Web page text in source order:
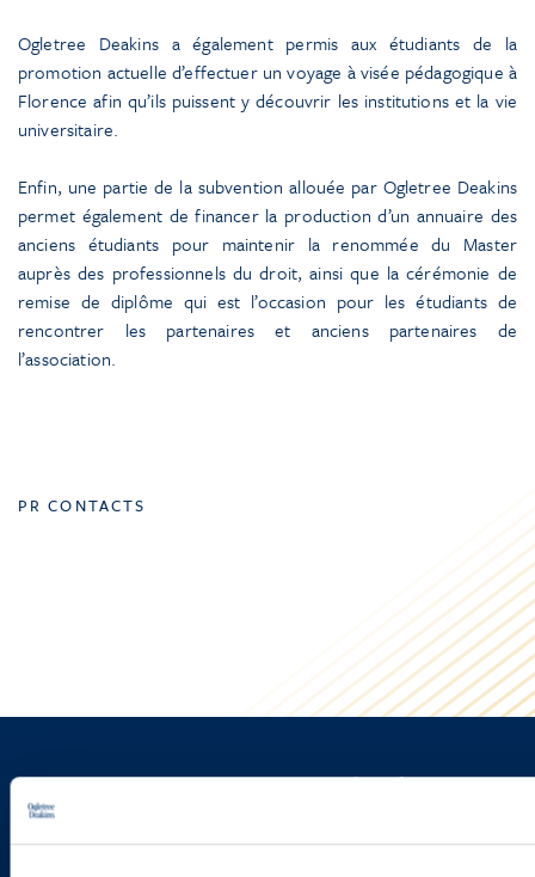
Ogletree Deakins a également permis aux étudiants de la
promotion actuelle d’effectuer un voyage à visée pédagogique à
Florence afin qu’ils puissent y découvrir les institutions et la vie
universitaire.
Enfin, une partie de la subvention allouée par Ogletree Deakins
permet également de financer la production d’un annuaire des
anciens étudiants pour maintenir la renommée du Master
auprès des professionnels du droit, ainsi que la cérémonie de
remise de diplôme qui est l’occasion pour les étudiants de
rencontrer les partenaires et anciens partenaires de
l’association.
PR CONTACTS
Sign up to receive emails about
new developments and upcoming